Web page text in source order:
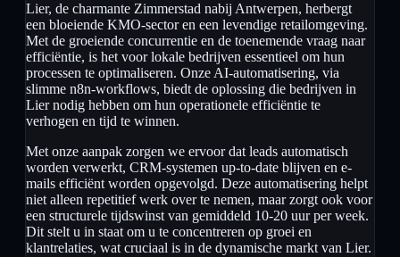
Lier, de charmante Zimmerstad nabij Antwerpen, herbergt
een bloeiende KMO-sector en een levendige retailomgeving.
Met de groeiende concurrentie en de toenemende vraag naar
efficiëntie, is het voor lokale bedrijven essentieel om hun
processen te optimaliseren. Onze AI-automatisering, via
slimme n8n-workflows, biedt de oplossing die bedrijven in
Lier nodig hebben om hun operationele efficiëntie te
verhogen en tijd te winnen.
Met onze aanpak zorgen we ervoor dat leads automatisch
worden verwerkt, CRM-systemen up-to-date blijven en e-
mails efficiënt worden opgevolgd. Deze automatisering helpt
niet alleen repetitief werk over te nemen, maar zorgt ook voor
een structurele tijdswinst van gemiddeld 10-20 uur per week.
Dit stelt u in staat om u te concentreren op groei en
klantrelaties, wat cruciaal is in de dynamische markt van Lier.